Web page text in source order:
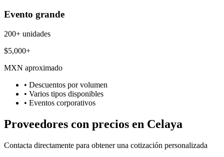
Evento grande
200+ unidades
$5,000+
MXN aproximado
• Descuentos por volumen
• Varios tipos disponibles
• Eventos corporativos
Proveedores con precios en Celaya
Contacta directamente para obtener una cotización personalizada